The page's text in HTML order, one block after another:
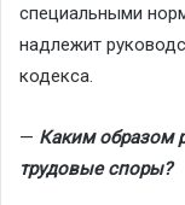
специальными
надлежит
кодекса.
— Каким образом
трудовые споры?